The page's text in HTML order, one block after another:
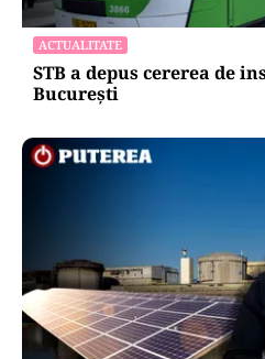
Amenzi ANPC de peste
Lac: produse expirate,
produse din carne și